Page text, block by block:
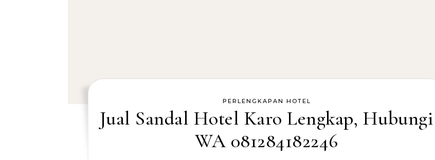
PERLENGKAPAN HOTEL
Jual Sandal Hotel Karo Lengkap, Hubungi
WA 081284182246